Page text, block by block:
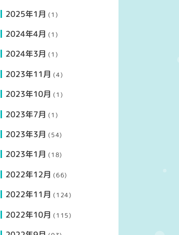
2025年1月 (1)
2024年4月 (1)
2024年3月 (1)
2023年11月 (4)
2023年10月 (1)
2023年7月 (1)
2023年3月 (54)
2023年1月 (18)
2022年12月 (66)
2022年11月 (124)
2022年10月 (115)